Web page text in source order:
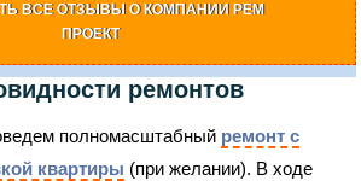
ВСЕ ОТЗЫВЫ О КОМПАНИИ РЕМ
ПРОЕКТ
ремонтов
полномасштабный ремонт с
квартиры (при желании). В ходе